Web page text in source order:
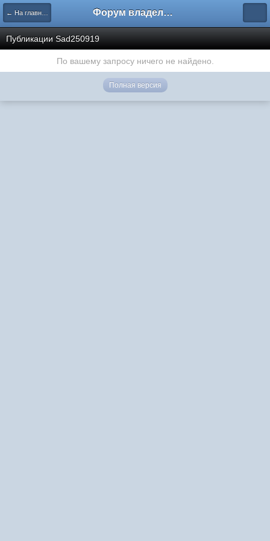
← На главную Форум владельцев интернет-магазинов
Публикации Sad250919
По вашему запросу ничего не найдено.
Полная версия